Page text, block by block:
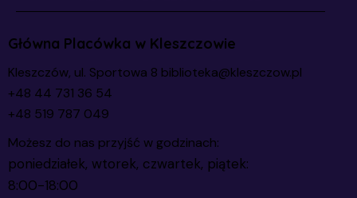
Główna Placówka w Kleszczowie
Kleszczów, ul. Sportowa 8 biblioteka@kleszczow.pl
+48 44 731 36 54
+48 519 787 049
Możesz do nas przyjść w godzinach:
poniedziałek, wtorek, czwartek, piątek:
8:00-18:00